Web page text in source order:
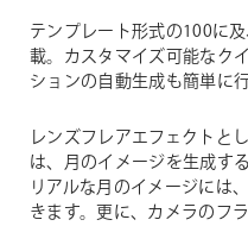
Light Pack は、レンズフレ
シュライトなど、精巧なレ
ンジションを収録した、7つ
テンプレート形式の100に
載。カスタマイズ可能なク
ションの自動生成も簡単に